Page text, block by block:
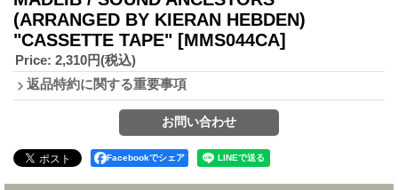
(ARRANGED BY KIERAN HEBDEN)
"CASSETTE TAPE" [MMS044CA]
Price: 2,310円(税込)
返品特約に関する重要事項
Facebookでシェア